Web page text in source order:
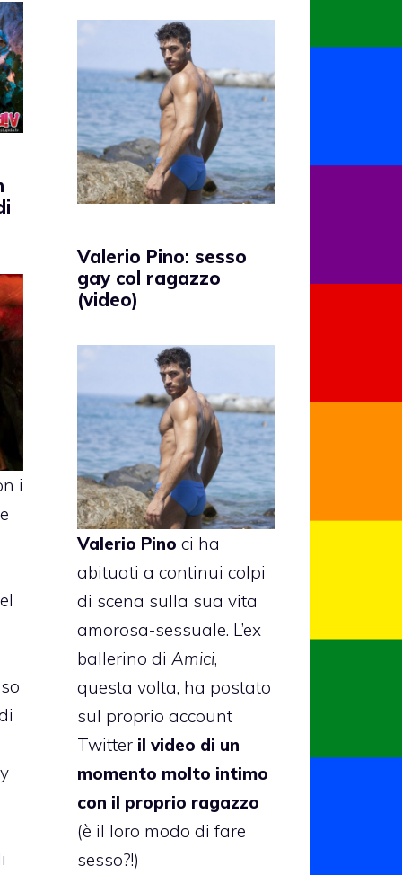
i
Valerio Pino: sesso
gay col ragazzo
(video)
Valerio Pino ci ha
abituati a continui colpi
di scena sulla sua vita
amorosa-sessuale. L’ex
ballerino di Amici,
questa volta, ha postato
sul proprio account
Twitter il video di un
momento molto intimo
con il proprio ragazzo
(è il loro modo di fare
sesso?!)